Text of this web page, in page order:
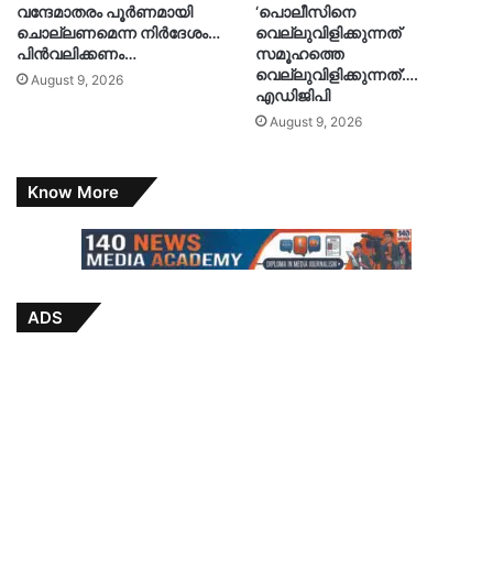
വന്ദേമാതരം പൂർണമായി
ചൊല്ലണമെന്ന നിർദേശം…
പിൻവലിക്കണം…
August 9, 2026
‘പൊലീസിനെ
വെല്ലുവിളിക്കുന്നത്
സമൂഹത്തെ
വെല്ലുവിളിക്കുന്നത്’….
എഡിജിപി
August 9, 2026
Know More
ADS